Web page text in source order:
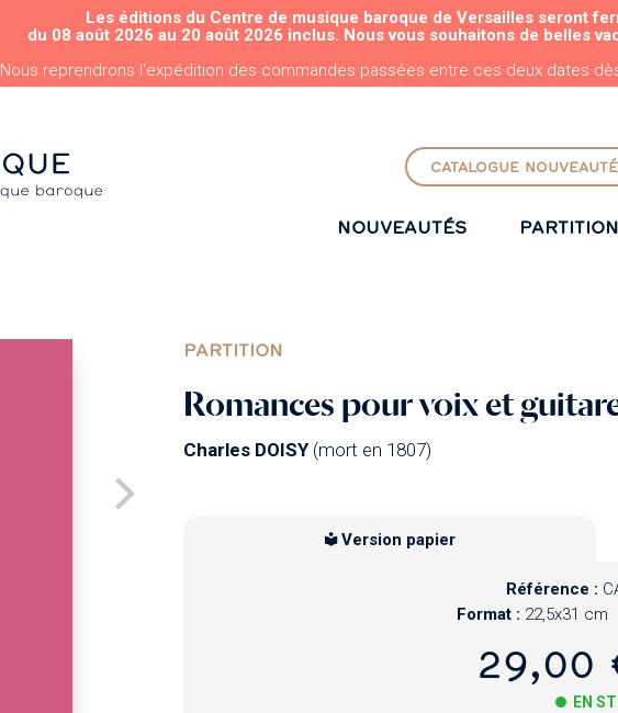
ALLER AU CONTENU PRINCIPAL
Les éditions du Centre de musique baroque de Versailles seront
du 08 août 2026 au 20 août 2026 inclus. Nous vous souhaitons de belles
Nous reprendrons l'expédition des commandes passées entre ces deux dates
CATALOGUE
NOUVEAUTÉS
PARTITION
Romances pour voix et
Charles DOISY (mort en 1807)
Version papier
Référence :
Format : 22,5x31 cm
29,00
EN